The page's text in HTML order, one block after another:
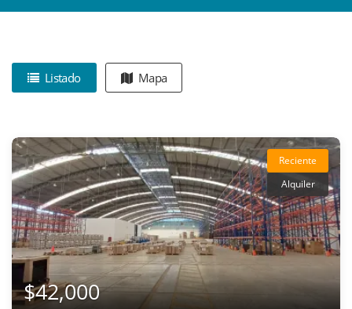
Listado Mapa
Reciente
Alquiler
$42,000